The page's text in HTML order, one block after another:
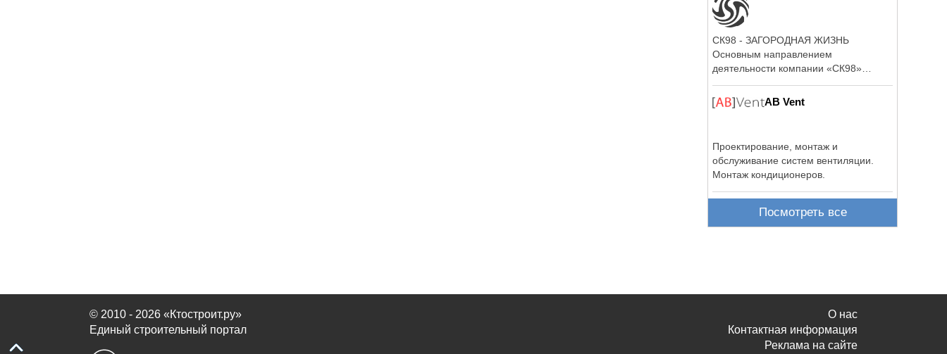
СК98 - ЗАГОРОДНАЯ ЖИЗНЬ
Основным направлением
деятельности компании «СК98»
AB Vent
Проектирование, монтаж и
обслуживание систем вентиляции.
Монтаж кондиционеров.
Посмотреть все
© 2010 - 2026 «Ктостроит.ру»
Единый строительный портал
О нас
Контактная информация
Реклама на сайте